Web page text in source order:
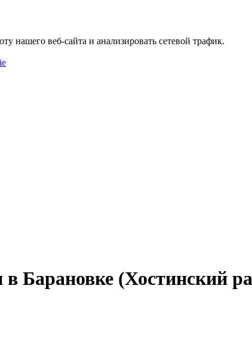
нашего веб-сайта и анализировать сетевой трафик.
Барановке (Хостинский